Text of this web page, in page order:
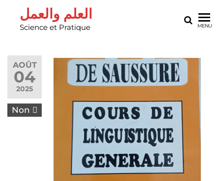
العلم والعمل
Science et Pratique MENU
AOÛT
04
2025
Non